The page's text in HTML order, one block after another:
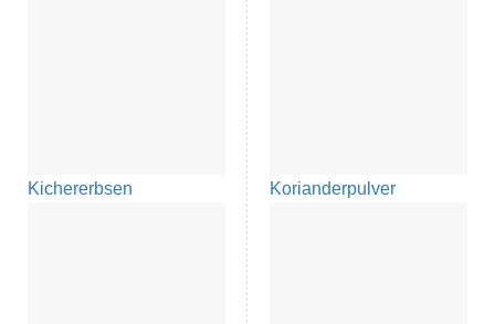
Kichererbsen Korianderpulver